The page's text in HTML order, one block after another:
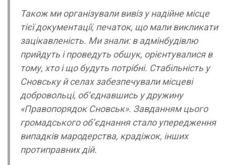
Також ми організували вивіз у надійне місце
тієї документації, печаток, що мали викликати
зацікавленість. Ми знали: в адмінбудівлю
прийдуть і проведуть обшук, орієнтувалися в
тому, хто і що будуть потрібні. Стабільність у
Сновську й селах забезпечували місцеві
добровольці, об’єднавшись у дружину
«Правопорядок Сновськ». Завданням цього
громадського об’єднання стало упередження
випадків мародерства, крадіжок, інших
протиправних дій.